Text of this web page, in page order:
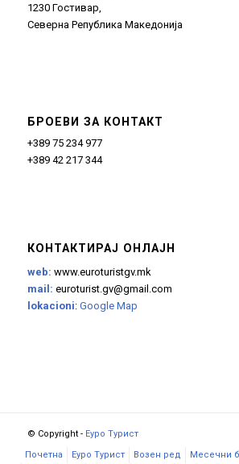
1230 Гостивар,
Северна Република Македонија
БРОЕВИ ЗА КОНТАКТ
+389 75 234 977
+389 42 217 344
КОНТАКТИРАЈ ОНЛАЈН
web: www.euroturistgv.mk
mail: euroturist.gv@gmail.com
lokacioni: Google Map
© Copyright - Еуро Турист
Почетна
Еуро Турист Возен ред Месечни